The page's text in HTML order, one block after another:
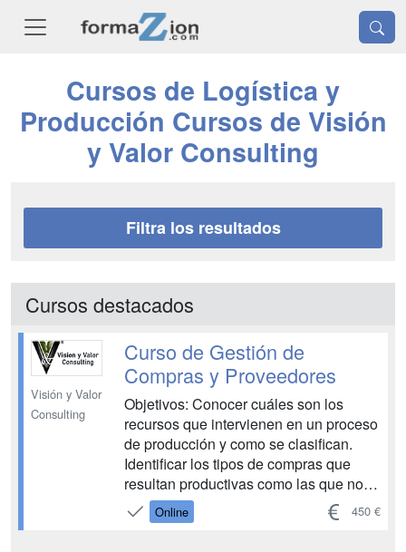
Cursos de Logística y
Producción Cursos de Visión
y Valor Consulting
Filtra los resultados
Cursos destacados
Visión y Valor
Consulting
Curso de Gestión de
Compras y Proveedores
Objetivos: Conocer cuáles son los
recursos que intervienen en un proceso
de producción y como se clasifican.
Identificar los tipos de compras que
resultan productivas como las que no lo
son. Aprender cómo se planifica la
producción y las compras, así como la
Online 450 €